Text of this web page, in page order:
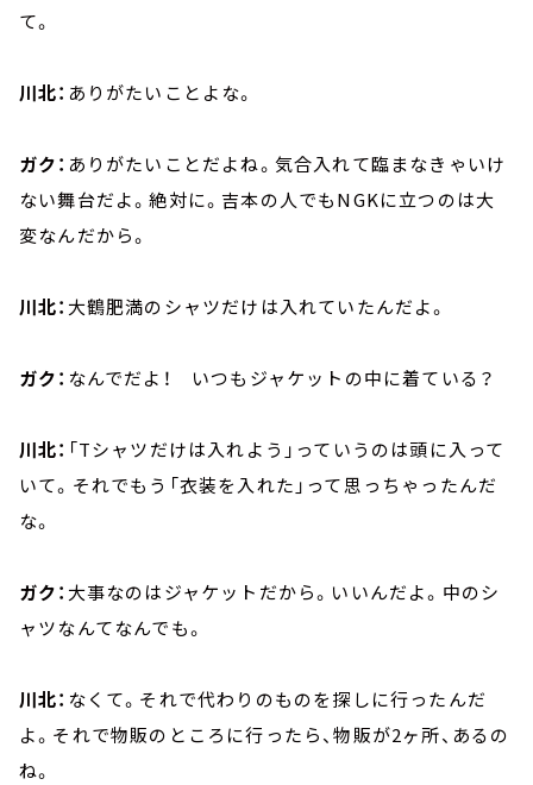
て。
川北： ありがたいことよな。
ガク： ありがたいことだよね。気合入れて臨まなきゃいけ
ない舞台だよ。絶対に。吉本の人でもNGKに立つのは大
変なんだから。
川北： 大鶴肥満のシャツだけは入れていたんだよ。
ガク： なんでだよ！ いつもジャケットの中に着ている？
川北： 「Tシャツだけは入れよう」っていうのは頭に入って
いて。それでもう「衣装を入れた」って思っちゃったんだ
な。
ガク： 大事なのはジャケットだから。いいんだよ。中のシ
ャツなんてなんでも。
川北： なくて。それで代わりのものを探しに行ったんだ
よ。それで物販のところに行ったら、物販が2ヶ所、あるの
ね。